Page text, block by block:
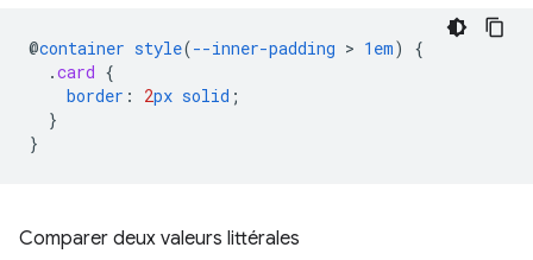
@container style(--inner-padding > 1em)
{
.card {
border : 2px solid ;
}
}
Comparer deux valeurs littérales